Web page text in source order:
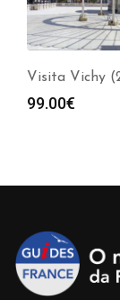
Visita
99.00€